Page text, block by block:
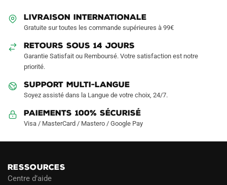
être
choisies
sur
page
produit
la
LIVRAISON INTERNATIONALE
Gratuite sur toutes les commande supérieures à 99€
RETOURS SOUS 14 JOURS
Garantie Satisfait ou Remboursé. Votre satisfaction est notre
priorité.
SUPPORT MULTI-LANGUE
Soyez assisté dans la Langue de votre choix, 24/7.
Paiements 100% Sécurisé
Visa / MasterCard / Mastero / Google Pay
RESSOURCES
Centre d’aide